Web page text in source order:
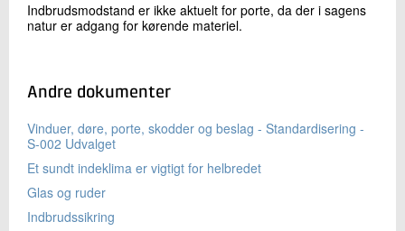
Indbrudsmodstand er ikke aktuelt for porte, da der i sagens
natur er adgang for kørende materiel.
Andre dokumenter
Vinduer, døre, porte, skodder og beslag - Standardisering -
S-002 Udvalget
Et sundt indeklima er vigtigt for helbredet
Glas og ruder
Indbrudssikring